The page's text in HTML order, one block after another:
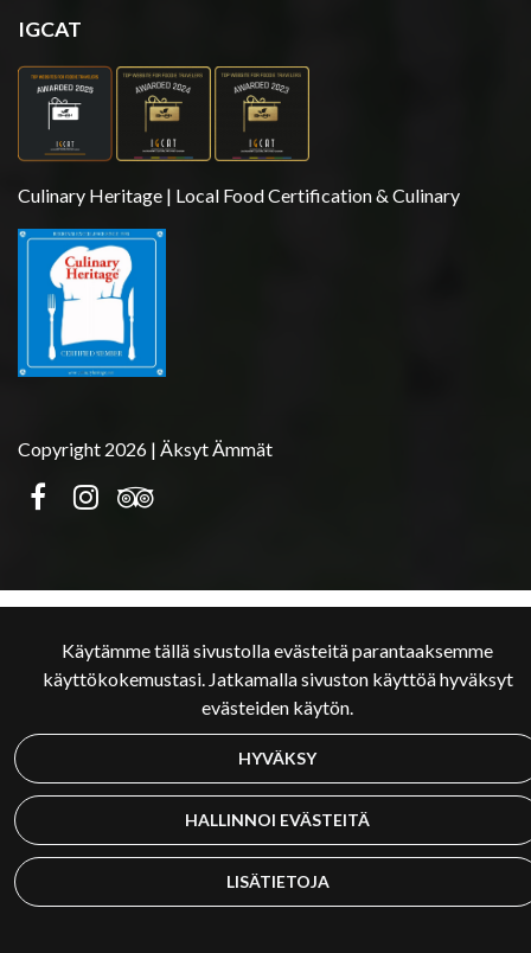
Käytämme tällä sivustolla evästeitä parantaaksemme
käyttökokemustasi. Jatkamalla sivuston käyttöä hyväksyt
evästeiden käytön.
HYVÄKSY
HALLINNOI EVÄSTEITÄ
LISÄTIETOJA
IGCAT
Culinary Heritage | Local Food Certification & Culinary
Copyright 2026 | Äksyt Ämmät